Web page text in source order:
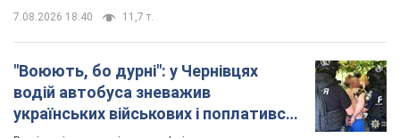
"Не слідкує за сексуальністю": у
Києві консультант салону краси
образив жінку після хімієтерапії,
розгорівся скандал. Фото